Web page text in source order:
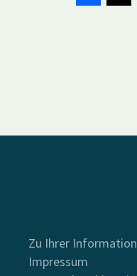
Zu Ihrer Information
Impressum